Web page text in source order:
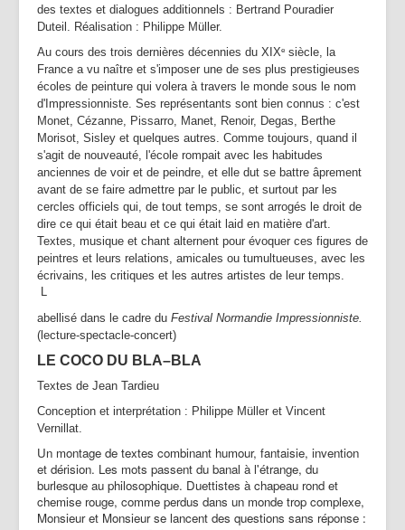
des textes et dialogues additionnels : Bertrand Pouradier
Duteil. Réalisation : Philippe Müller.
Au cours des trois dernières décennies du XIXe siècle, la
France a vu naître et s'imposer une de ses plus prestigieuses
écoles de peinture qui volera à travers le monde sous le nom
d'Impressionniste. Ses représentants sont bien connus : c'est
Monet, Cézanne, Pissarro, Manet, Renoir, Degas, Berthe
Morisot, Sisley et quelques autres. Comme toujours, quand il
s'agit de nouveauté, l'école rompait avec les habitudes
anciennes de voir et de peindre, et elle dut se battre âprement
avant de se faire admettre par le public, et surtout par les
cercles officiels qui, de tout temps, se sont arrogés le droit de
dire ce qui était beau et ce qui était laid en matière d'art.
Textes, musique et chant alternent pour évoquer ces figures de
peintres et leurs relations, amicales ou tumultueuses, avec les
écrivains, les critiques et les autres artistes de leur temps.
L
abellisé dans le cadre du Festival Normandie Impressionniste.
(lecture-spectacle-concert)
LE COCO DU BLA–BLA
Textes de Jean Tardieu
Conception et interprétation : Philippe Müller et Vincent
Vernillat.
Un montage de textes combinant humour, fantaisie, invention
et dérision. Les mots passent du banal à l'étrange, du
burlesque au philosophique. Duettistes à chapeau rond et
chemise rouge, comme perdus dans un monde trop complexe,
Monsieur et Monsieur se lancent des questions sans réponse :